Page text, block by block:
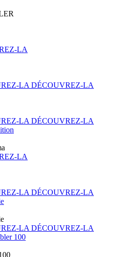
LA
LA DÉCOUVREZ-LA
LA DÉCOUVREZ-LA
LA
LA DÉCOUVREZ-LA
LA DÉCOUVREZ-LA
100